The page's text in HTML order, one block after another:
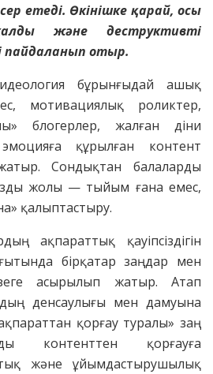
етеді. Өкінішке қарай, осы
және деструктивті
пайдаланып отыр.
идеология бұрынғыдай ашық
мотивациялық роликтер,
блогерлер, жалған діни
құрылған контент
Сондықтан балаларды
жолы — тыйым ғана емес,
қалыптастыру.
ақпараттық қауіпсіздігін
бірқатар заңдар мен
асырылып жатыр. Атап
денсаулығы мен дамуына
қорғау туралы» заң
контенттен қорғауға
және ұйымдастырушылық